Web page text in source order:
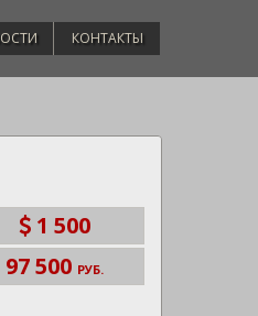
КОНТАКТЫ
1 500
97 500 РУБ.